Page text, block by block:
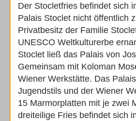
Der Stocletfries befindet sich
Palais Stoclet nicht öffentlich
Privatbesitz der Familie
UNESCO Weltkulturerbe
Stoclet ließ das Palais von
Gemeinsam mit Koloman
Wiener Werkstätte. Das
Jugendstils und der Wiener
15 Marmorplatten mit je zwei
dreiteilige Fries befindet sich